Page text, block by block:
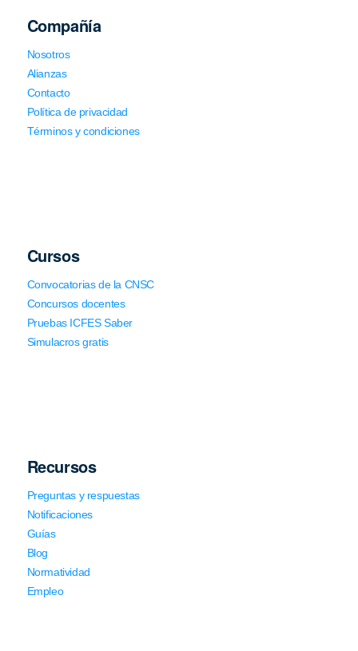
Compañía
Nosotros
Alianzas
Contacto
Política de privacidad
Términos y condiciones
Cursos
Convocatorias de la CNSC
Concursos docentes
Pruebas ICFES Saber
Simulacros gratis
Recursos
Preguntas y respuestas
Notificaciones
Guías
Blog
Normatividad
Empleo